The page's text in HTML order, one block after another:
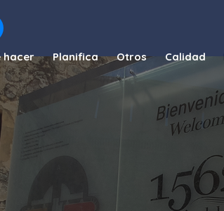
hacer Planifica Otros Calidad